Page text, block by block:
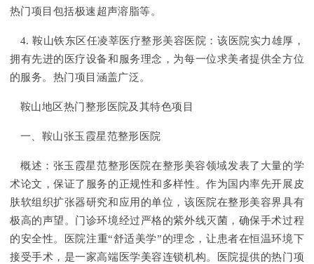
热门项目包括极速超声溶脂等。
4. 鞍山铁东区任凌莘医疗整形美容医院：该医院实力雄厚，
拥有先进的医疗设备和服务理念，为每一位求美者提供全方位
的服务。热门项目涵盖广泛。
鞍山地区热门整形医院及其特色项目
一、鞍山张玉霞星范整形医院
概述：张玉霞星范整形医院在整形美容领域发表了大量的学
术论文，保证了服务的正规性和多样性。作为国内率先开展皮
肤软组织扩张器研究和应用的单位，该医院在整形美容界具有
极高的声望。门诊环境经过严格的紫外线灭菌，确保手术过程
的安全性。医院注重“舒适美学”的理念，让患者在恒温环境下
接受手术，是一家高端医学美容连锁机构。医院提供的热门项